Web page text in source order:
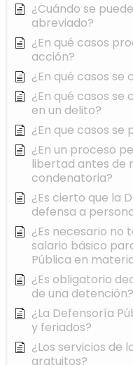
¿Cuándo se
abreviado?
¿En qué casos
acción?
¿En qué casos
¿En qué casos
en un delito?
¿En que casos se
¿En un proceso
libertad antes de
condenatoria?
¿Es cierto que la
defensa a
¿Es necesario no
salario básico
Pública en
¿Es obligatorio
de una detención?
¿La Defensoría
y feriados?
¿Los servicios de
gratuitos?